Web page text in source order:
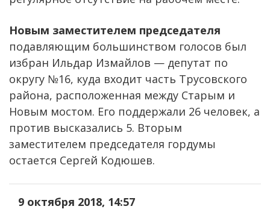
Новым заместителем председателя
подавляющим большинством голосов был
избран Ильдар Измайлов — депутат по
округу №16, куда входит часть Трусовского
района, расположенная между Старым и
Новым мостом. Его поддержали 26 человек, а
против высказались 5. Вторым
заместителем председателя гордумы
остается Сергей Кодюшев.
9 октября 2018, 14:57